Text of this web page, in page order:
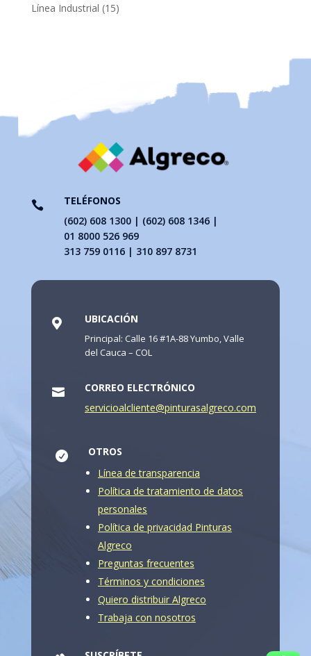
Línea Industrial 1515

TELÉFONOS
(602) 608 1300 | (602) 608 1346 |
01 8000 526 969
313 759 0116 | 310 897 8731
 UBICACIÓN
Principal: Calle 16 #1A-88 Yumbo, Valle
del Cauca – COL

CORREO ELECTRÓNICO
servicioalcliente@pinturasalgreco.com

OTROS
Línea de transparencia
Política de tratamiento de datos
personales
Política de privacidad Pinturas
Algreco
Preguntas frecuentes
Términos y condiciones
Quiero distribuir Algreco
Trabaja con nosotros